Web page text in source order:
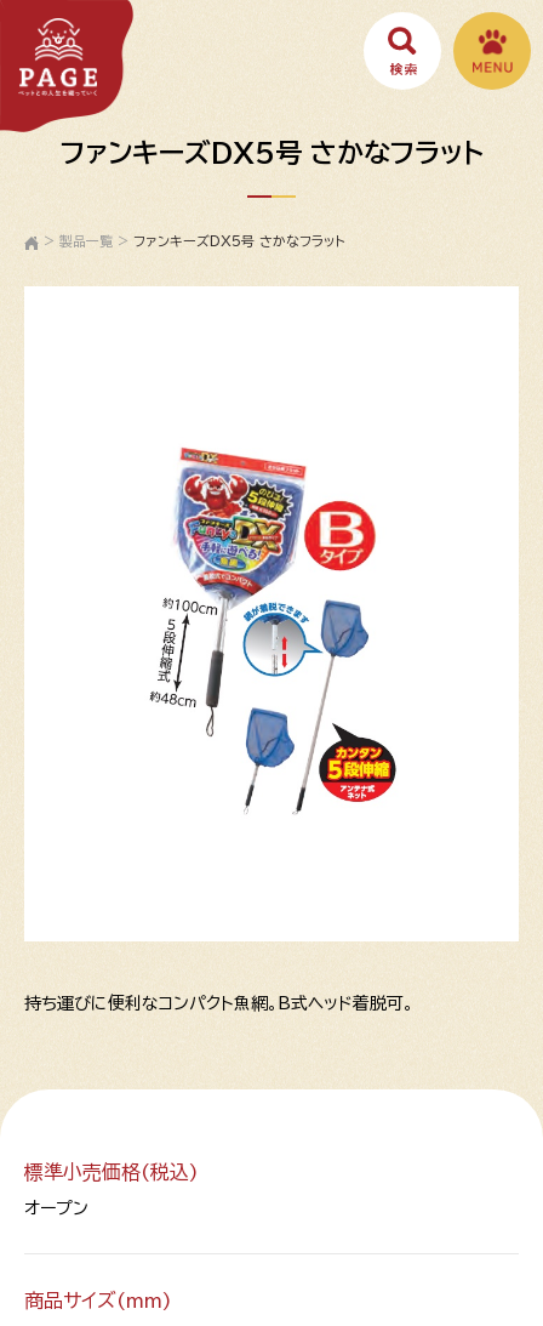
ファンキーズDX5号 さかなフラット
> 製品一覧 > ファンキーズDX5号 さかなフラット
持ち運びに便利なコンパクト魚網。B式ヘッド着脱可。
標準小売価格(税込)
オープン
商品サイズ(mm)